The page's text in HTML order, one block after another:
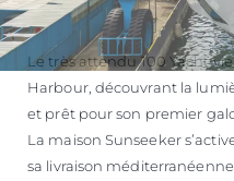
Le très attendu 100 Yacht
Harbour, découvrant la
et prêt pour son premier
La maison Sunseeker
sa livraison